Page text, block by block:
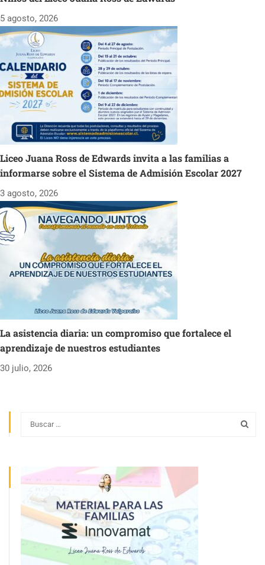
5 agosto, 2026
Liceo Juana Ross de Edwards invita a las familias a
informarse sobre el Sistema de Admisión Escolar 2027
3 agosto, 2026
La asistencia diaria: un compromiso que fortalece el
aprendizaje de nuestros estudiantes
30 julio, 2026